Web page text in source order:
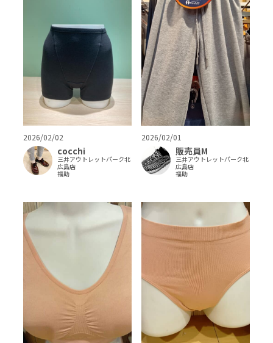
2026/02/02
cocchi
三井アウトレットパーク北
広島店
福助
2026/02/01
販売員M
三井アウトレットパーク北
広島店
福助